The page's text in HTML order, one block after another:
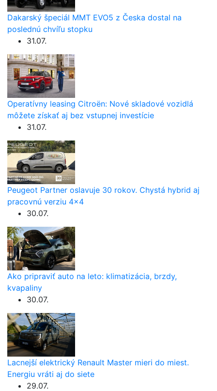
Dakarský špeciál MMT EVO5 z Česka dostal na
poslednú chvíľu stopku
31.07.
Operatívny leasing Citroën: Nové skladové vozidlá
môžete získať aj bez vstupnej investície
31.07.
Peugeot Partner oslavuje 30 rokov. Chystá hybrid aj
pracovnú verziu 4×4
30.07.
Ako pripraviť auto na leto: klimatizácia, brzdy,
kvapaliny
30.07.
Lacnejší elektrický Renault Master mieri do miest.
Energiu vráti aj do siete
29.07.